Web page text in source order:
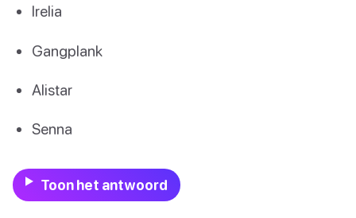
Irelia
Gangplank
Alistar
Senna
Toon het antwoord